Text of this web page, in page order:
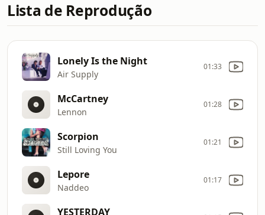
Lista de Reprodução
Lonely Is the Night
Air Supply
01:33
McCartney
Lennon
01:28
Scorpion
Still Loving You
01:21
Lepore
Naddeo
01:17
YESTERDAY